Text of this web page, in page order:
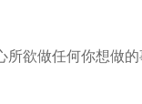
欲做任何你想做